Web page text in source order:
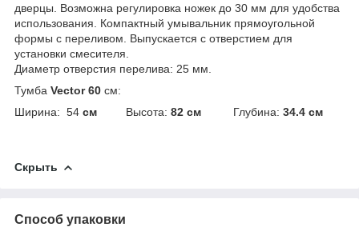
дверцы. Возможна регулировка ножек до 30 мм для удобства
использования. Компактный умывальник прямоугольной
формы с переливом. Выпускается с отверстием для
установки смесителя.
Диаметр отверстия перелива: 25 мм.
Тумба Vector 60 см:
Ширина: 54 см Высота: 82 см Глубина: 34.4 см
Скрыть
Способ упаковки